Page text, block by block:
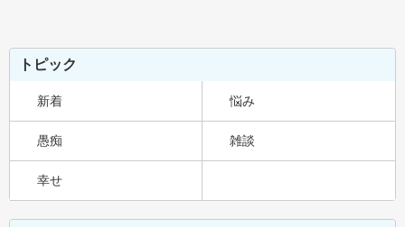
トピック
新着 悩み
愚痴 雑談
幸せ